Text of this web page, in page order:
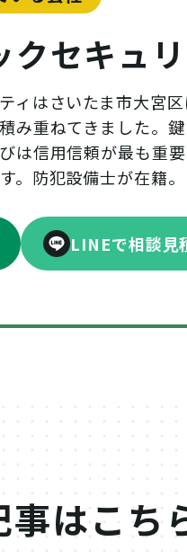
クセキュ
ィはさいたま市大宮
み重ねてきました。
は信用信頼が最も重
。防犯設備士が在籍。
LINEで相談見
事はこち